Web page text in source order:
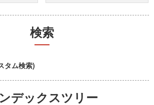
検索
タム検索)
デックスツリー